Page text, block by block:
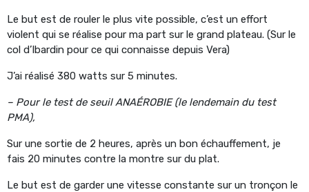
Le but est de rouler le plus vite possible, c’est un effort
violent qui se réalise pour ma part sur le grand plateau. (Sur le
col d’Ibardin pour ce qui connaisse depuis Vera)
J’ai réalisé 380 watts sur 5 minutes.
– Pour le test de seuil ANAÉROBIE (le lendemain du test
PMA),
Sur une sortie de 2 heures, après un bon échauffement, je
fais 20 minutes contre la montre sur du plat.
Le but est de garder une vitesse constante sur un tronçon le